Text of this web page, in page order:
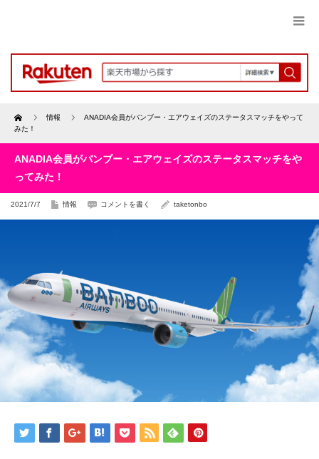
Home 情報
ANADIA会員がバンブー・エアウェイズのステータスマッチをやって
みた！
ANADIA会員がバンブー・エアウェイズのステータスマッチをや
ってみた！
2021/7/7 情報 コメントを書く taketonbo